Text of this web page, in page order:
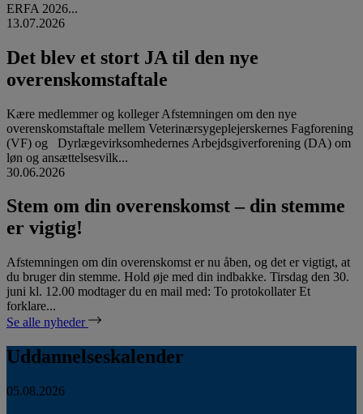
ERFA 2026...
13.07.2026
Det blev et stort JA til den nye
overenskomstaftale
Kære medlemmer og kolleger Afstemningen om den nye
overenskomstaftale mellem Veterinærsygeplejerskernes Fagforening
(VF) og Dyrlægevirksomhedernes Arbejdsgiverforening (DA) om
løn og ansættelsesvilk...
30.06.2026
Stem om din overenskomst – din stemme
er vigtig!
Afstemningen om din overenskomst er nu åben, og det er vigtigt, at
du bruger din stemme. Hold øje med din indbakke. Tirsdag den 30.
juni kl. 12.00 modtager du en mail med: To protokollater Et
forklare...
Se alle nyheder
Uddannelseskalender
05.08.2026